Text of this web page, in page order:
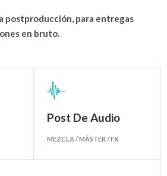
postproducción, para entregas
en bruto.
Post De Audio
MEZCLA / MÁSTER / FX